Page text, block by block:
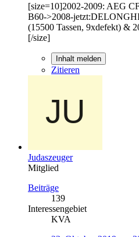
[size=10]2002-2009: AEG
B60->2008-
(15500 Tassen, 9xdefekt) &
[/size]
Inhalt melden
Zitieren
Judaszeuger
Mitglied
Beiträge
139
Interessengebiet
KVA